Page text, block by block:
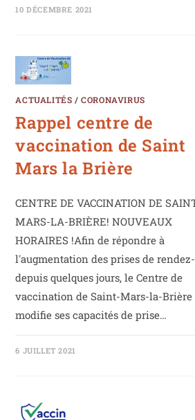
10 DÉCEMBRE 2021
ACTUALITÉS /CORONAVIRUS
Rappel centre de
vaccination de Saint
Mars la Brière
CENTRE DE VACCINATION DE
MARS-LA-BRIÈRE! NOUVEAUX
HORAIRES !Afin de répondre à
l'augmentation des prises de
depuis quelques jours, le Centre de
vaccination de Saint-Mars-la-Brière
modifie ses capacités de prise…
6 JUILLET 2021